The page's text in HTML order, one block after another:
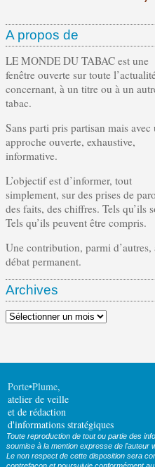
A propos de
LE MONDE DU TABAC est une
fenêtre ouverte sur toute
concernant, à un titre ou à un
tabac.
Sans parti pris partisan mais avec
approche ouverte, exhaustive,
informative.
L’objectif est d’informer, tout
simplement, sur des prises de
des faits, des chiffres. Tels qu’ils
Tels qu’ils peuvent être compris.
Une contribution, parmi d’autres,
débat permanent.
Archives
Archives
Porte•Plume,
atelier de veille
et de rédaction
d'informations stratégiques
Toute reproduction de tout ou partie des
soumise à la mention expresse de l'auteur
Le non respect de cette disposition sera